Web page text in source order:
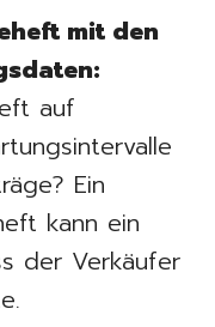
mit den
auf
Ein
kann ein
der Verkäufer